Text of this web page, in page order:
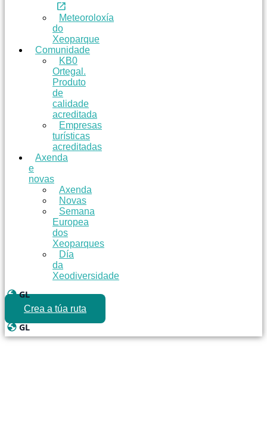
Meteoroloxía
do
Xeoparque
Comunidade
KB0
Ortegal.
Produto
de
calidade
acreditada
Empresas
turísticas
acreditadas
Axenda
e
novas
Axenda
Novas
Semana
Europea
dos
Xeoparques
Día
da
Xeodiversidade
GL
Cambiar idioma
Crea a túa ruta
GL
Cambiar idioma